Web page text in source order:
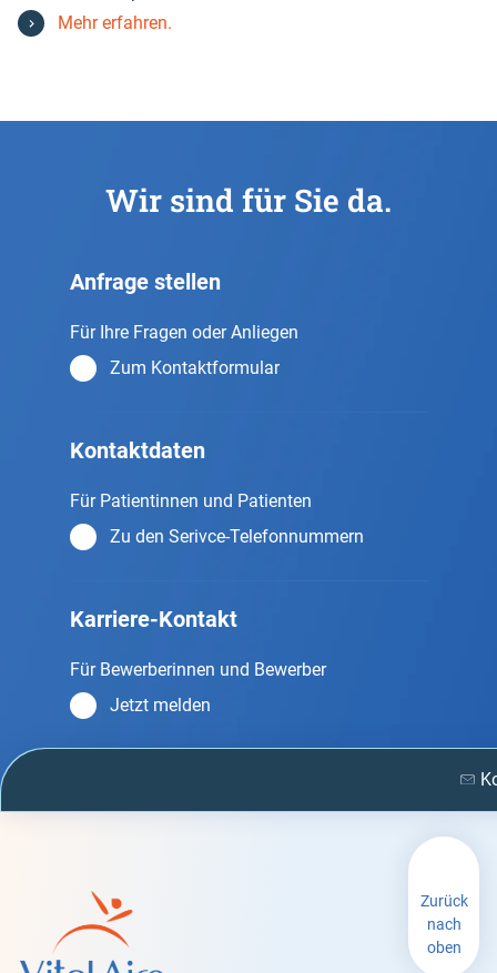
Mehr erfahren.
Wir sind für Sie da.
Anfrage stellen
Für Ihre Fragen oder Anliegen
Zum Kontaktformular
Kontaktdaten
Für Patientinnen und Patienten
Zu den Serivce-Telefonnummern
Karriere-Kontakt
Für Bewerberinnen und Bewerber
Jetzt melden
Zurück
nach
oben